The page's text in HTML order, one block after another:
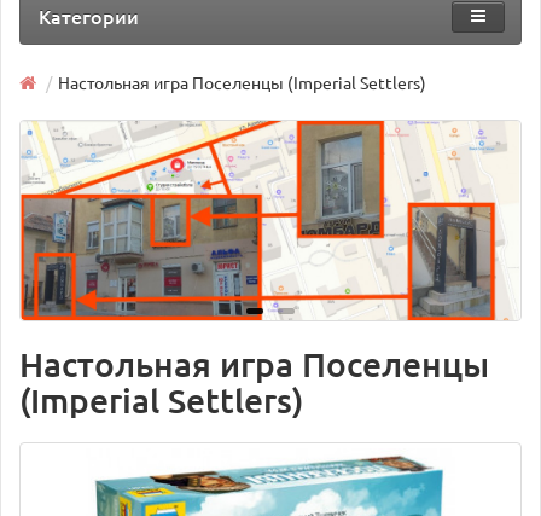
Категории
Настольная игра Поселенцы (Imperial Settlers)
Настольная игра Поселенцы
(Imperial Settlers)